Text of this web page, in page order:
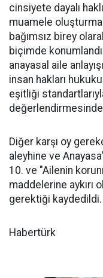
cinsiyete dayalı
muamele
bağımsız birey
biçimde
anayasal aile
insan hakları
eşitliği
Diğer karşı oy
aleyhine ve
10. ve "Ailenin
maddelerine aykırı
gerektiği kaydedildi.
Habertürk